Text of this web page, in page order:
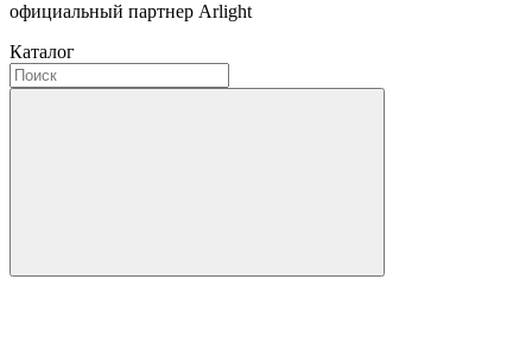
официальный партнер Arlight
Каталог